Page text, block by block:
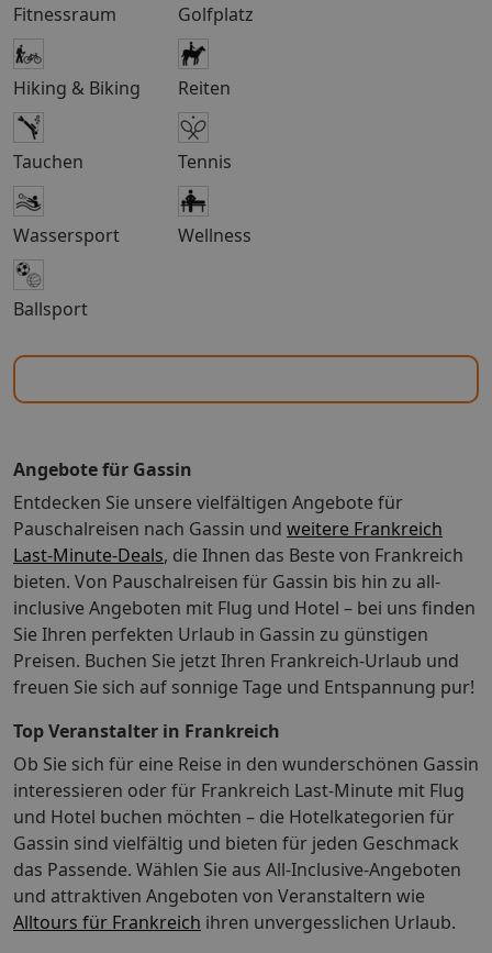
Die Unterbringung bietet Familienzimmer und
Nichtraucherzimmer. So wohnen Sie 1 Doppelbett,
Klimaanlage, Fernseher, Roomservice, Badewanne oder
Dusche, FöhnAbweichende Zimmercodierungen zu
tagesaktuellen Preisen buchbar. Ihre Vorteile: Bitte
beachten Sie! Bei einer Paketreise mit internationalem
Flug ist das Zug zum Flug Ticket für Abflughäfen in
Deutschland (und dem EuroAirport Basel) kostenfrei
zubuchbar. Das Zug zum Flug Ticket gilt nicht bei:
Buchung einer reinen Flugleistung, Buchung einer
Hotelleistung ohne Flug, Buchung von Leistungen (z.B.
Hotel, Ausflüge oder Mietwagen) mit einem separat
dazu gebuchten Flug Reisen von deutschen
Abflughäfen zu den Zielflughäfen EuroAirport Basel
Ticket ab der Grenze innerhalb Deutschlands. Bei
Flug Ticket bereits inkludiert. Das Zug zum Flug Ticket
ist eine Kooperation mit der Deutschen Bahn AG. Mehr
Informationen finden Sie auf
http://www.tui.com/service-kontakt/zug-zum-flug/.
Privattransfer ist bei vielen Hotels zubuchbar.
Ausgenommen bei Individuell-Buchungen
Reiseexperten sind während Ihres Urlaubs 24 Stunden
(am Tag persönlich, telefonisch oder per E-Mail)
Zielgebieten zubuchbar. Einreisebestimmungen
Frankreich: http://www.tui-
info.de/ICAT/pdf/country/pdf/entry/1/id/FRA
Wesentliche Eigenschaften Ihres Hotels: Ausstattung
Parkmöglichkeiten: Parkplatz (nach Verfügbarkeit),
unbewacht: gegen GebührLandeskategorie: 5 Sterne
Lage & Entfernung Flughafen ca. 49000 m Hinweis für
Personen mit eingeschränkter Mobilität: Dieses Produkt
ist im Allgemeinen für Personen mit eingeschränkter
Fitnessraum Golfplatz
Hiking & Biking Reiten
Tauchen Tennis
Wassersport Wellness
Ballsport
Angebote für Gassin
Entdecken Sie unsere vielfältigen Angebote für
Pauschalreisen nach Gassin und weitere Frankreich
Last-Minute-Deals, die Ihnen das Beste von Frankreich
bieten. Von Pauschalreisen für Gassin bis hin zu all-
inclusive Angeboten mit Flug und Hotel – bei uns finden
Sie Ihren perfekten Urlaub in Gassin zu günstigen
Preisen. Buchen Sie jetzt Ihren Frankreich-Urlaub und
freuen Sie sich auf sonnige Tage und Entspannung pur!
Top Veranstalter in Frankreich
Ob Sie sich für eine Reise in den wunderschönen Gassin
interessieren oder für Frankreich Last-Minute mit Flug
und Hotel buchen möchten – die Hotelkategorien für
Gassin sind vielfältig und bieten für jeden Geschmack
das Passende. Wählen Sie aus All-Inclusive-Angeboten
und attraktiven Angeboten von Veranstaltern wie
Alltours für Frankreich ihren unvergesslichen Urlaub.